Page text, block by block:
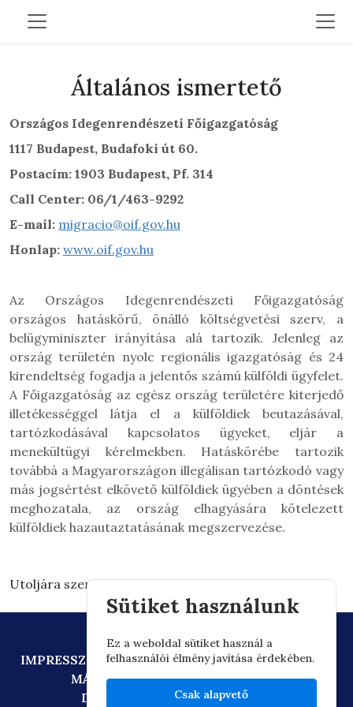
Általános ismertető
Országos Idegenrendészeti Főigazgatóság
1117 Budapest, Budafoki út 60.
Postacím: 1903 Budapest, Pf. 314
Call Center: 06/1/463-9292
E-mail: migracio@oif.gov.hu
Honlap: www.oif.gov.hu
Az Országos Idegenrendészeti Főigazgatóság
országos hatáskörű, önálló költségvetési szerv, a
belügyminiszter irányítása alá tartozik. Jelenleg az
ország területén nyolc regionális igazgatóság és 24
kirendeltség fogadja a jelentős számú külföldi ügyfelet.
A Főigazgatóság az egész ország területére kiterjedő
illetékességgel látja el a külföldiek beutazásával,
tartózkodásával kapcsolatos ügyeket, eljár a
menekültügyi kérelmekben. Hatáskörébe tartozik
továbbá a Magyarországon illegálisan tartózkodó vagy
más jogsértést elkövető külföldiek ügyében a döntések
meghozatala, az ország elhagyására kötelezett
külföldiek hazautaztatásának megszervezése.
Utoljára szerkesztve: 2024.11.05. 15:14
IMPRESSZUMADATVÉDELEMTECHNIKAI AJÁNLÁS
MÁSOLATKÉSZÍTÉSI SZABÁLYZAT
DIGITÁLIS ÁLLAMPOLGÁRSÁG
Sütiket használunk
Ez a weboldal sütiket használ a
felhasználói élmény javítása érdekében.
Csak alapvető